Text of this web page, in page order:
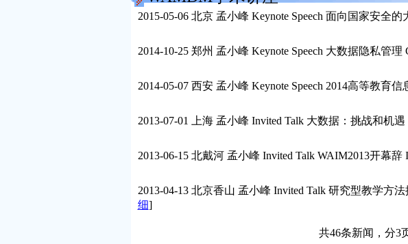
2015-05-06 北京 孟小峰 Keynote Speech 面向国家安全
2014-10-25 郑州 孟小峰 Keynote Speech 大数据隐私管
2014-05-07 西安 孟小峰 Keynote Speech 2014高等教育
2013-07-01 上海 孟小峰 Invited Talk 大数据：挑战和机
2013-06-15 北戴河 孟小峰 Invited Talk WAIM2013开幕辞
2013-04-13 北京香山 孟小峰 Invited Talk 研究型教学方
细]
共46条新闻，分3